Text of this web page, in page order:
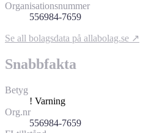
Organisationsnummer
556984-7659
Se all bolagsdata på allabolag.se ↗
Snabbfakta
Betyg
! Varning
Org.nr
556984-7659